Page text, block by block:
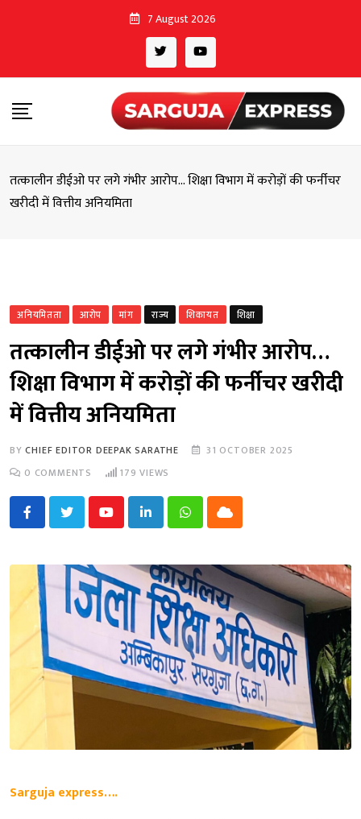
7 August 2026
तत्कालीन डीईओ पर लगे गंभीर आरोप… शिक्षा विभाग में करोड़ों की फर्नीचर
खरीदी में वित्तीय अनियमिता
अनियमितता आरोप मांग राज्य शिकायत शिक्षा
तत्कालीन डीईओ पर लगे गंभीर आरोप…
शिक्षा विभाग में करोड़ों की फर्नीचर खरीदी
में वित्तीय अनियमिता
BYCHIEF EDITOR DEEPAK SARATHE
31 OCTOBER 2025
0 COMMENTS 179 VIEWS
YoutubeLinkedInWhatsappCloud
Sarguja express….